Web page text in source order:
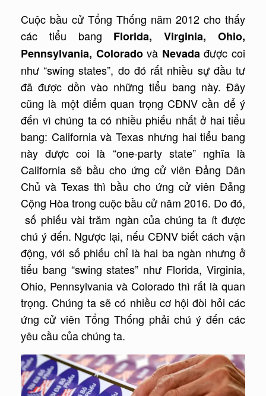
Cuộc bầu cử Tổng Thống năm 2012 cho thấy
các tiểu bang Florida, Virginia, Ohio,
Pennsylvania, Coloradovà Nevada được coi
như “swing states”, do đó rất nhiều sự đầu tư
đã được dồn vào những tiểu bang này. Đây
cũng là một điểm quan trọng CĐNV cần để ý
đến vì chúng ta có nhiều phiếu nhất ở hai tiểu
bang: California và Texas nhưng hai tiểu bang
này được coi là “one-party state” nghĩa là
California sẽ bầu cho ứng cử viên Đảng Dân
Chủ và Texas thì bầu cho ứng cử viên Đảng
Cộng Hòa trong cuộc bầu cử năm 2016. Do đó,
số phiếu vài trăm ngàn của chúng ta ít được
chú ý đến. Ngược lại, nếu CĐNV biết cách vận
động, với số phiếu chỉ là hai ba ngàn nhưng ở
tiểu bang “swing states” như Florida, Virginia,
Ohio, Pennsylvania và Colorado thì rất là quan
trọng. Chúng ta sẽ có nhiều cơ hội đòi hỏi các
ứng cử viên Tổng Thống phải chú ý đến các
yêu cầu của chúng ta.